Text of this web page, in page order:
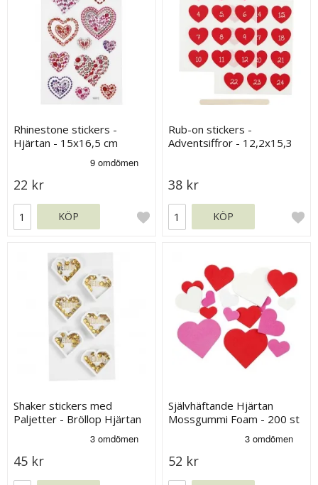
Rhinestone stickers -
Hjärtan - 15x16,5 cm
22 kr
KÖP
Rub-on stickers -
Adventsiffror - 12,2x15,3
38 kr
KÖP
Shaker stickers med
Paljetter - Bröllop Hjärtan
45 kr
Självhäftande Hjärtan
Mossgummi Foam - 200 st
52 kr